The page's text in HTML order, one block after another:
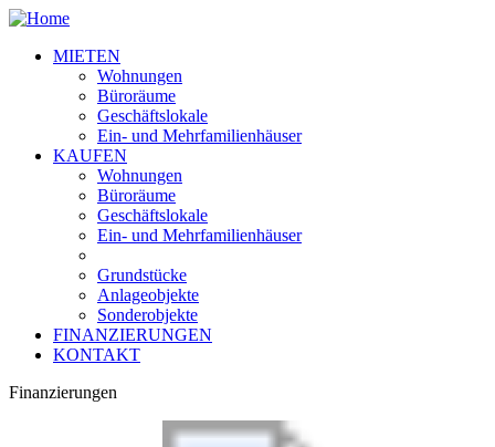
MIETEN
Wohnungen
Büroräume
Geschäftslokale
Ein- und Mehrfamilienhäuser
KAUFEN
Wohnungen
Büroräume
Geschäftslokale
Ein- und Mehrfamilienhäuser
Grundstücke
Anlageobjekte
Sonderobjekte
FINANZIERUNGEN
KONTAKT
Finanzierungen